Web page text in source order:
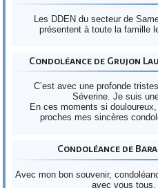
Les DDEN du secteur de
présentent à toute la famille
Condoléance de Grujon
C’est avec une profonde
Séverine. Je suis
En ces moments si
proches mes sincères
Condoléance de
Avec mon bon souvenir,
avec vous tous.